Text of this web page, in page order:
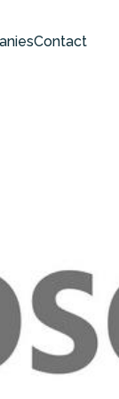
Contact